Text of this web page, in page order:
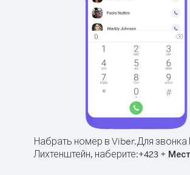
Набрать номер в Viber.Для звонка
Лихтенштейн, наберите:+423+